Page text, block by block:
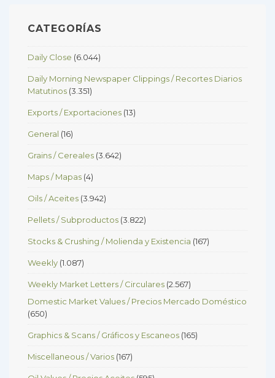
CATEGORÍAS
Daily Close (6.044)
Daily Morning Newspaper Clippings / Recortes Diarios
Matutinos (3.351)
Exports / Exportaciones (13)
General (16)
Grains / Cereales (3.642)
Maps / Mapas (4)
Oils / Aceites (3.942)
Pellets / Subproductos (3.822)
Stocks & Crushing / Molienda y Existencia (167)
Weekly (1.087)
Weekly Market Letters / Circulares (2.567)
Domestic Market Values / Precios Mercado Doméstico
(650)
Graphics & Scans / Gráficos y Escaneos (165)
Miscellaneous / Varios (167)